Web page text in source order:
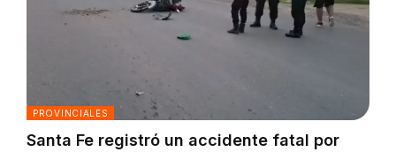
PROVINCIALES
Santa Fe registró un accidente fatal por